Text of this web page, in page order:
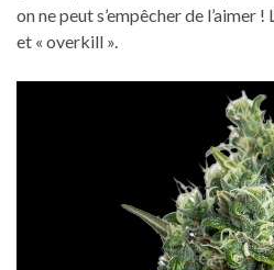
on ne peut s’empêcher de l’aimer
et « overkill ».